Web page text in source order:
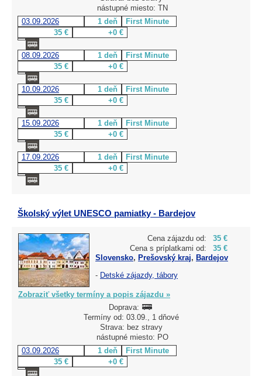
nástupné miesto: TN
03.09.2026
1 deň
First Minute
35 €
+0 €
08.09.2026 1 deň
First Minute
35 €
+0 €
10.09.2026 1 deň
First Minute
35 €
+0 €
15.09.2026 1 deň
First Minute
35 €
+0 €
17.09.2026 1 deň
First Minute
35 €
+0 €
Školský výlet UNESCO pamiatky - Bardejov
Cena zájazdu od:
35 €
Cena s príplatkami od:
35 €
Slovensko, Prešovský kraj, Bardejov
- Detské zájazdy, tábory
Zobraziť všetky termíny a popis zájazdu »
Doprava:
Termíny od: 03.09., 1 dňové
Strava: bez stravy
nástupné miesto: PO
03.09.2026
1 deň
First Minute
35 €
+0 €